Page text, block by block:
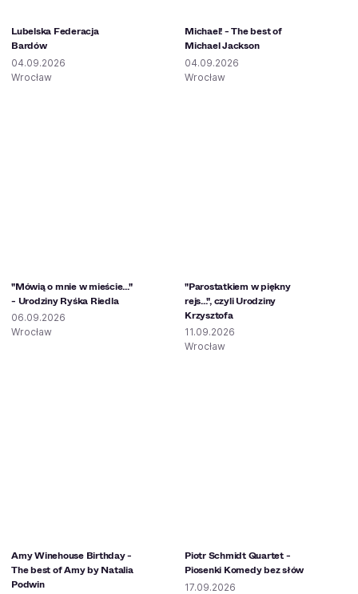
Lubelska Federacja
Bardów
04.09.2026
Wrocław
Michael! - The best of
Michael Jackson
04.09.2026
Wrocław
"Mówią o mnie w mieście..."
- Urodziny Ryśka Riedla
06.09.2026
Wrocław
"Parostatkiem w piękny
rejs...", czyli Urodziny
Krzysztofa
11.09.2026
Wrocław
Amy Winehouse Birthday -
The best of Amy by Natalia
Podwin
Piotr Schmidt Quartet -
Piosenki Komedy bez słów
17.09.2026